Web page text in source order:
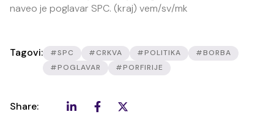
naveo je poglavar SPC. (kraj) vem/sv/mk
Tagovi: #SPC #CRKVA #POLITIKA
#BORBA
#POGLAVAR
#PORFIRIJE
Share: